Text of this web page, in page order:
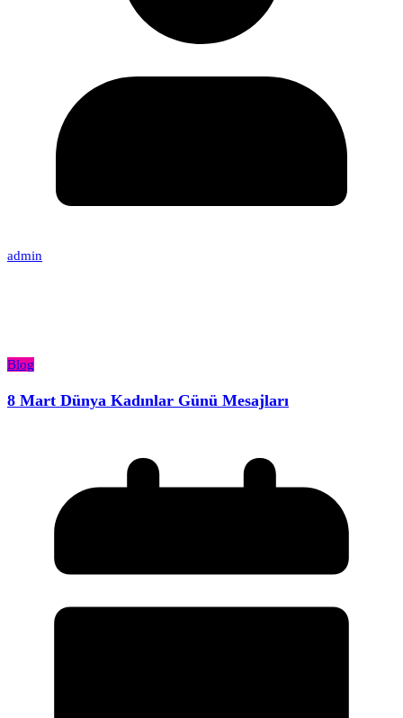
admin
Blog
8 Mart Dünya Kadınlar Günü Mesajları